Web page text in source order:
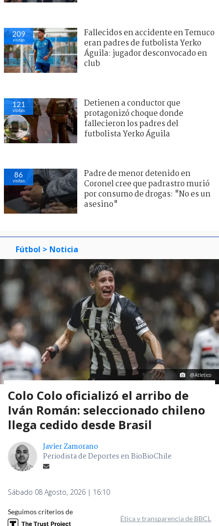
209
visitas
Fallecidos en accidente en Temuco
eran padres de futbolista Yerko
Águila: jugador desconvocado en
club
121
visitas
Detienen a conductor que
protagonizó choque donde
fallecieron los padres del
futbolista Yerko Águila
86
visitas
Padre de menor detenido en
Coronel cree que padrastro murió
por consumo de drogas: "No es un
asesino"
Fútbol > Noticia
@Atletico
Colo Colo oficializó el arribo de
Iván Román: seleccionado chileno
llega cedido desde Brasil
Javier Zamorano
Periodista de Deportes en BioBioChile
Sábado 08 Agosto, 2026 | 16:10
Seguimos criterios de
Ética y transparencia de BBCL